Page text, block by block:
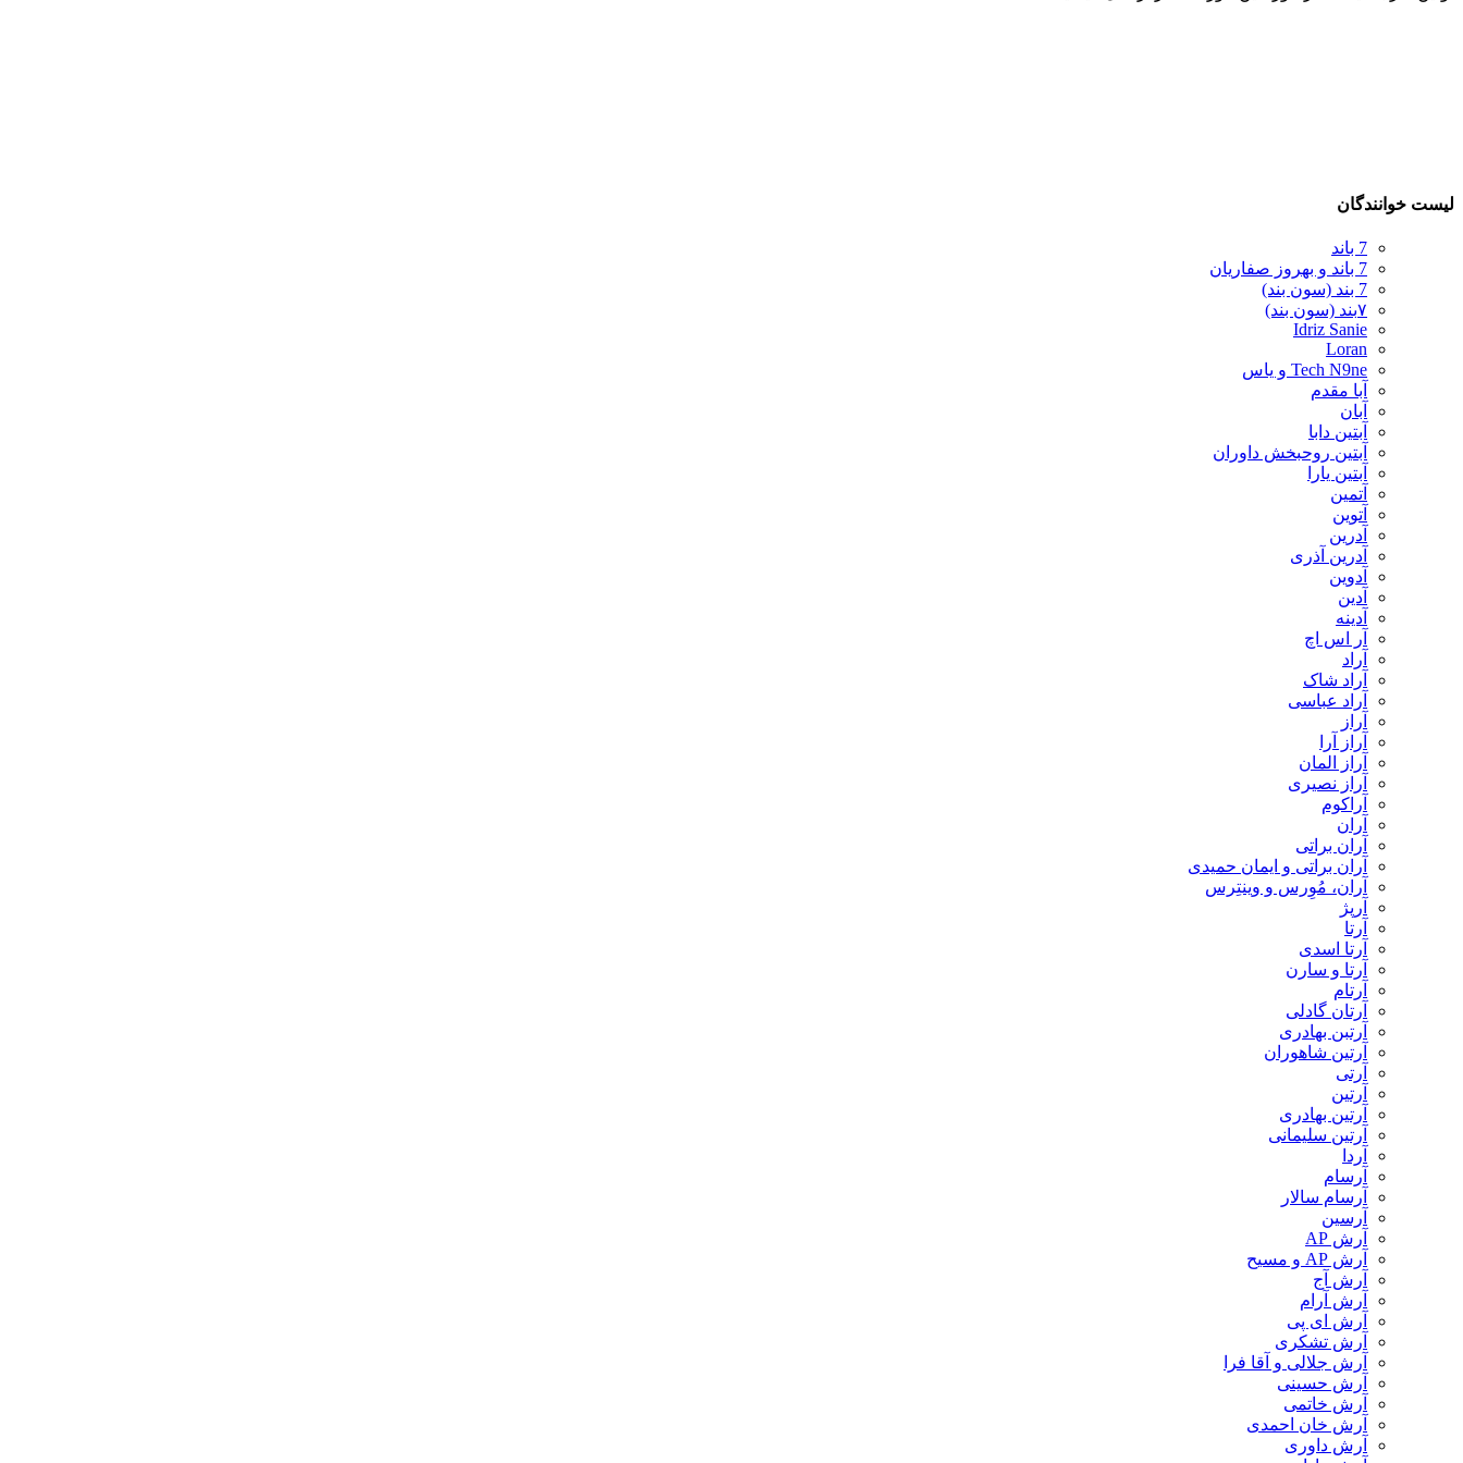
لیست خوانندگان
7 باند
7 باند و بهروز صفاریان
7 بند (سون بند)
۷بند (سون بند)
Idriz Sanie
Loran
Tech N9ne و یاس
آبا مقدم
آبان
آبتین دابا
آبتین روحبخش داوران
آبتین یارا
آتمین
آتوین
آدرین
آدرین آذری
آدوین
آدین
آدینه
آر اس اچ
آراد
آراد شاک
آراد عباسی
آراز
آراز آرا
آراز المان
آراز نصیری
آراکوم
آران
آران براتی
آران براتی و ایمان حمیدی
آران، مُوِرس و وینتِرس
آرپژ
آرتا
آرتا اسدی
آرتا و سارن
آرتام
آرتان گادلی
آرتبن بهادری
آرتين شاهوران
آرتی
آرتین
آرتین بهادری
آرتین سلیمانی
آردا
آرسام
آرسام سالار
آرسین
آرش AP
آرش AP و مسیح
آرش آج
آرش آرام
آرش ای پی
آرش تشکری
آرش جلالی و آقا فرا
آرش حسینی
آرش خاتمی
آرش خان احمدی
آرش داوری